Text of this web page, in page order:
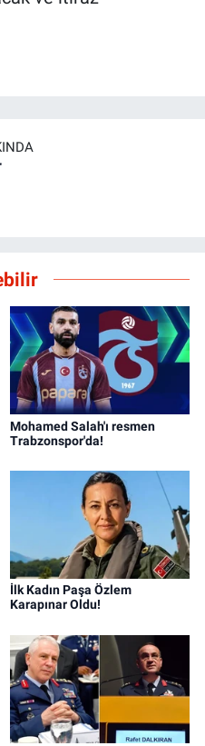
Mohamed Salah'ı resmen
Trabzonspor'da!
İlk Kadın Paşa Özlem
Karapınar Oldu!